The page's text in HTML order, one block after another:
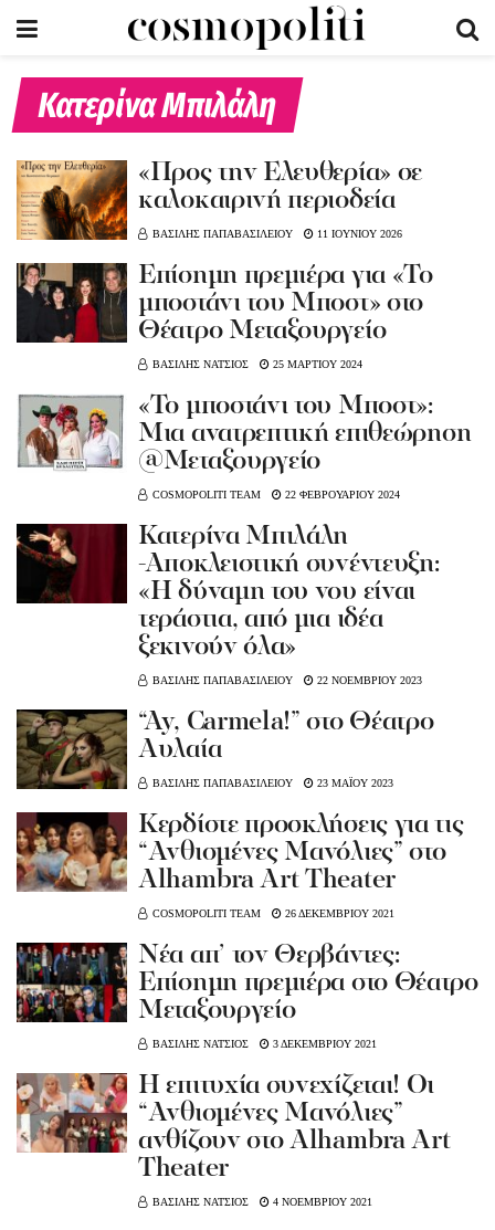
Κατερίνα Μπιλάλη
«Προς την Ελευθερία» σε
καλοκαιρινή περιοδεία
ΒΑΣΙΛΗΣ ΠΑΠΑΒΑΣΙΛΕΙΟΥ 11 ΙΟΥΝΙΟΥ 2026
Eπίσημη πρεμιέρα για «Το
μποστάνι του Μποστ» στο
Θέατρο Μεταξουργείο
ΒΑΣΙΛΗΣ ΝΑΤΣΙΟΣ 25 ΜΑΡΤΙΟΥ 2024
«Το μποστάνι του Μποστ»:
Μια ανατρεπτική επιθεώρηση
@Μεταξουργείο
COSMOPOLITI TEAM 22 ΦΕΒΡΟΥΑΡΙΟΥ 2024
Κατερίνα Μπιλάλη
-Αποκλειστική συνέντευξη:
«Η δύναμη του νου είναι
τεράστια, από μια ιδέα
ξεκινούν όλα»
ΒΑΣΙΛΗΣ ΠΑΠΑΒΑΣΙΛΕΙΟΥ 22 ΝΟΕΜΒΡΙΟΥ 2023
“Ay, Carmela!” στο Θέατρο
Αυλαία
ΒΑΣΙΛΗΣ ΠΑΠΑΒΑΣΙΛΕΙΟΥ 23 ΜΑΪΟΥ 2023
Κερδίστε προσκλήσεις για τις
“Ανθισμένες Μανόλιες” στο
Alhambra Art Theater
COSMOPOLITI TEAM 26 ΔΕΚΕΜΒΡΙΟΥ 2021
Νέα απ’ τον Θερβάντες:
Επίσημη πρεμιέρα στο Θέατρο
Μεταξουργείο
ΒΑΣΙΛΗΣ ΝΑΤΣΙΟΣ 3 ΔΕΚΕΜΒΡΙΟΥ 2021
Η επιτυχία συνεχίζεται! Oι
“Ανθισμένες Μανόλιες”
ανθίζουν στο Alhambra Art
Theater
ΒΑΣΙΛΗΣ ΝΑΤΣΙΟΣ 4 ΝΟΕΜΒΡΙΟΥ 2021